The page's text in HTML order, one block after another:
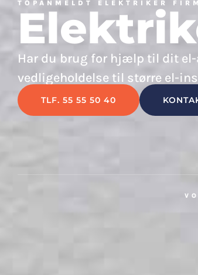
TOPANMELDT ELEKTRIKER
Har du brug for hjælp til dit el-
vedligeholdelse til større el-
TLF. 55 55 50 40